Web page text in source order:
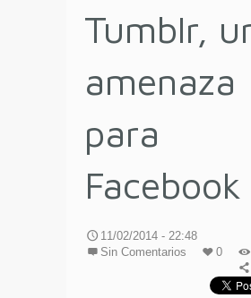
Tumblr,
amenaza
para
Facebook
11/02/2014 - 22:48
Sin Comentarios
0